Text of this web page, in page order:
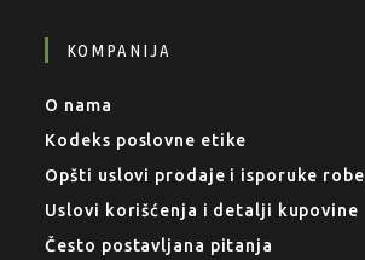
KOMPANIJA
O nama
Kodeks poslovne etike
Opšti uslovi prodaje i isporuke robe
Uslovi korišćenja i detalji kupovine
Često postavljana pitanja